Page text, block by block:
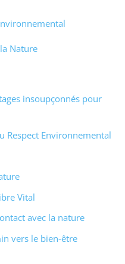
Nature
insoupçonnés pour
Respect Environnemental
Vital
avec la nature
vers le bien-être